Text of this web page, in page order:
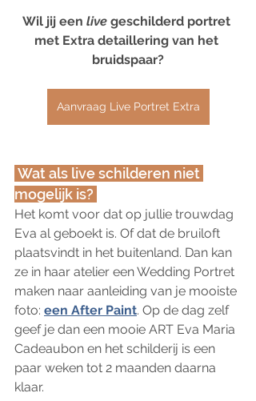
Wil jij een live geschilderd portret
met Extra detaillering van het
bruidspaar?
Aanvraag Live Portret Extra
mogelijk is?
Het komt voor dat op jullie trouwdag
Eva al geboekt is. Of dat de bruiloft
plaatsvindt in het buitenland. Dan kan
ze in haar atelier een Wedding Portret
maken naar aanleiding van je mooiste
foto: een After Paint. Op de dag zelf
geef je dan een mooie ART Eva Maria
Cadeaubon en het schilderij is een
paar weken tot 2 maanden daarna
klaar.